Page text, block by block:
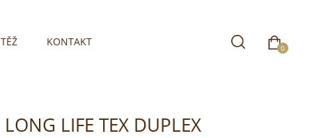
KONTAKT 0
LIFE TEX DUPLEX